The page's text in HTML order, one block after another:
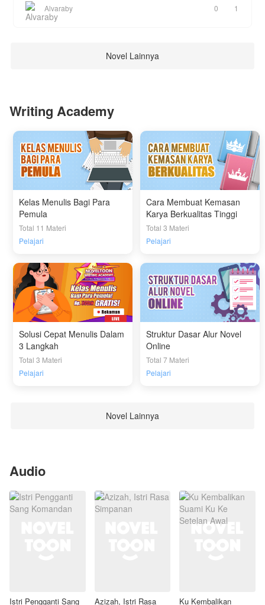
Alvaraby 0 1
Novel Lainnya
Writing Academy
Kelas Menulis Bagi Para
Pemula
Total 11 Materi
Pelajari
Cara Membuat Kemasan
Karya Berkualitas Tinggi
Total 3 Materi
Pelajari
Solusi Cepat Menulis Dalam
3 Langkah
Total 3 Materi
Pelajari
Struktur Dasar Alur Novel
Online
Total 7 Materi
Pelajari
Novel Lainnya
Audio
Istri Pengganti Sang Azizah, Istri Rasa Ku Kembalikan